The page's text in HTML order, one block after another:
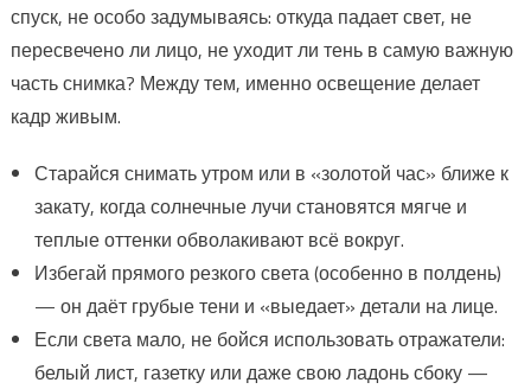
спуск, не особо задумываясь: откуда падает свет, не
пересвечено ли лицо, не уходит ли тень в самую важную
часть снимка? Между тем, именно освещение делает
кадр живым.
Старайся снимать утром или в «золотой час» ближе к
закату, когда солнечные лучи становятся мягче и
теплые оттенки обволакивают всё вокруг.
Избегай прямого резкого света (особенно в полдень)
— он даёт грубые тени и «выедает» детали на лице.
Если света мало, не бойся использовать отражатели:
белый лист, газетку или даже свою ладонь сбоку —